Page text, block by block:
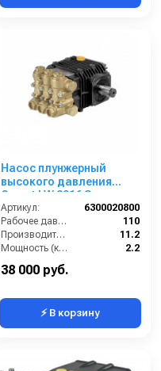
Насос плунжерный
высокого давления
Comet LW 3016 S
(11,2/110); 1450 об/мин.
вал ø 24 мм
Артикул:
6300020800
Рабочее давление (бар):
110
Производительность (л/мин):
11.2
Мощность (кВт):
2.2
Обороты двигателя (об/мин):
38 000 руб.
⚡ В корзину